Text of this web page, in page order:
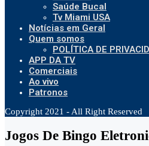
Saúde Bucal
Tv Miami USA
Notícias em Geral
Quem somos
POLÍTICA DE
APP DA TV
Comerciais
Ao vivo
Patronos
Copyright 2021 - All Right Reserved
Jogos De Bingo